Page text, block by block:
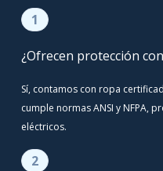
1
¿Ofrecen protección
Sí, contamos con ropa
cumple normas ANSI y NFPA,
eléctricos.
2